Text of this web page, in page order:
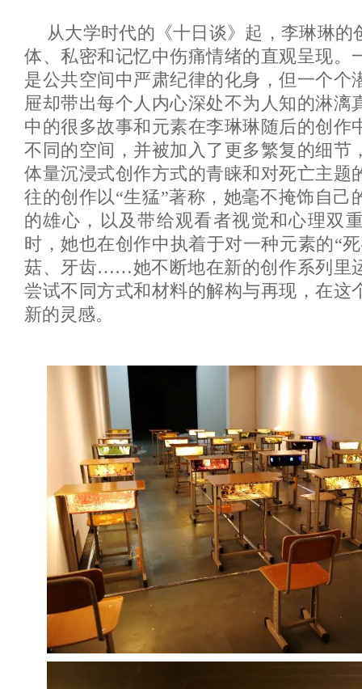
从大学时代的《十日谈》起，李琳琳的
体、私密和记忆中伤痛情绪的直观呈现。
是公共空间中严肃纪律的化身，但一个个
屉却带出每个人内心深处不为人知的淋漓
中的很多故事和元素在李琳琳随后的创作
不同的空间，并被加入了更多繁复的细节
体量沉浸式创作方式的青睐和对死亡主题
往的创作以“生猛”著称，她毫不掩饰自己
的雄心，以及带给观看者视觉和心理双
时，她也在创作中执着于对一种元素的“
菇、牙齿……她不断地在新的创作系列里
尝试不同方式和材料的解构与再现，在这
新的灵感。